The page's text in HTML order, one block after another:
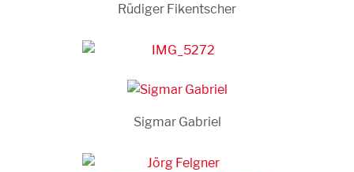
Rüdiger Fikentscher
Sigmar Gabriel